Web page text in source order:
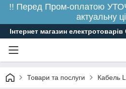
!! Перед Пром-оплатою
актуальну
Інтернет магазин
Товари та послуги Кабель